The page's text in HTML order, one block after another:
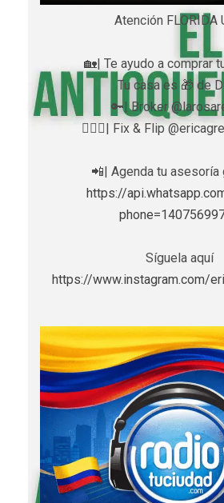
Atención FLORIDA
🏡| Te ayudo a comprar
Tu casa es 🎁 de
🔑| Broker
👷🏼‍♀️| Fix & Flip
📲| Agenda tu asesoría
https://
Síguela aquí
https://www.instagram.com/